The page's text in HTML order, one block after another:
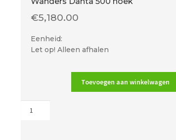
€5,180.00
Eenheid:
Let op! Alleen afhalen
Toevoegen aan winkelwagen